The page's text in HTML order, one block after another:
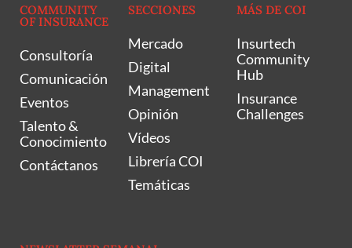
COMMUNITY
OF INSURANCE
Consultoría
Comunicación
Eventos
Talento &
Conocimiento
Contáctanos
SECCIONES
Mercado
Digital
Management
Opinión
Vídeos
Librería COI
Temáticas
MÁS DE COI
Insurtech
Community
Hub
Insurance
Challenges